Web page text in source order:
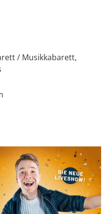
/ Musikkabarett,